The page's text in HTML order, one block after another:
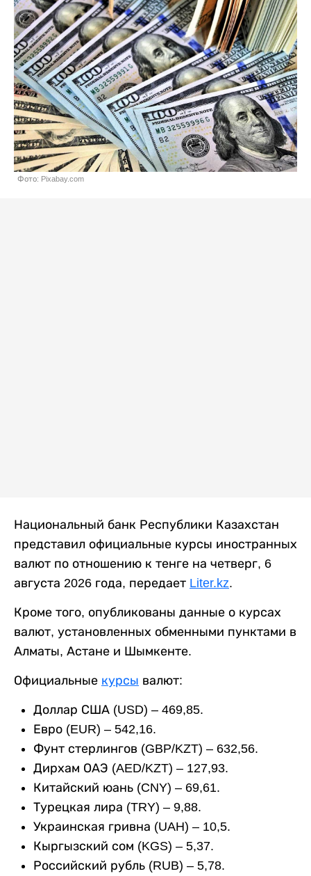
Фото: Pixabay.com
Национальный банк Республики Казахстан
представил официальные курсы иностранных
валют по отношению к тенге на четверг, 6
августа 2026 года, передает Liter.kz.
Кроме того, опубликованы данные о курсах
валют, установленных обменными пунктами в
Алматы, Астане и Шымкенте.
Официальные курсы валют:
Доллар США (USD) – 469,85.
Евро (EUR) – 542,16.
Фунт стерлингов (GBP/KZT) – 632,56.
Дирхам ОАЭ (AED/KZT) – 127,93.
Китайский юань (CNY) – 69,61.
Турецкая лира (TRY) – 9,88.
Украинская гривна (UAH) – 10,5.
Кыргызский сом (KGS) – 5,37.
Российский рубль (RUB) – 5,78.